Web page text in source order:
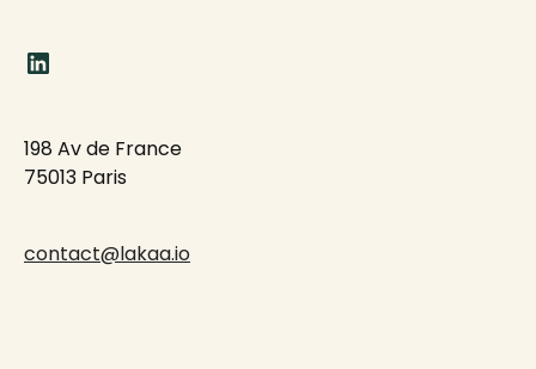
198 Av de France
75013 Paris
contact@lakaa.io